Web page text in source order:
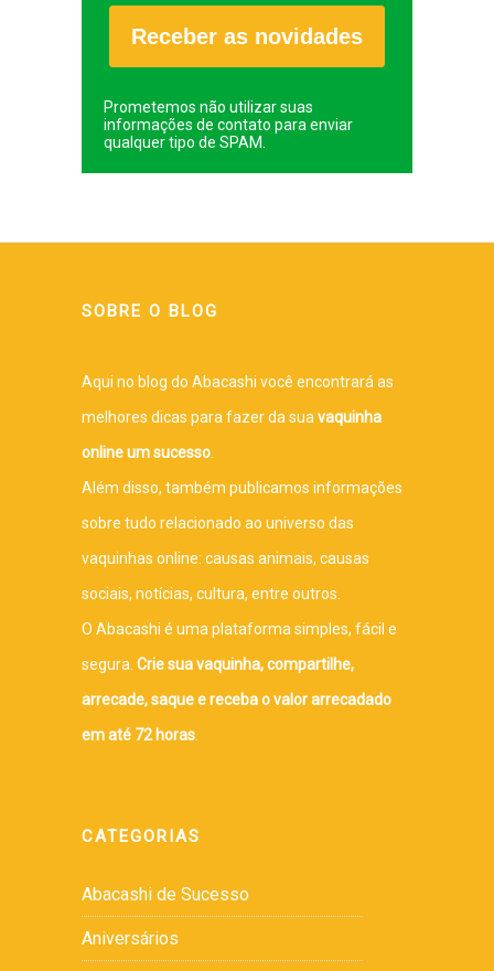
Receber as novidades
Prometemos não utilizar suas
informações de contato para enviar
qualquer tipo de SPAM.
SOBRE O BLOG
Aqui no blog do Abacashi você encontrará as
melhores dicas para fazer da sua vaquinha
online um sucesso
Além disso, também publicamos informações
sobre tudo relacionado ao universo das
vaquinhas online: causas animais, causas
sociais, notícias, cultura, entre outros.
O Abacashi é uma plataforma simples, fácil e
segura. Crie sua vaquinha, compartilhe,
arrecade, saque e receba o valor arrecadado
em até 72 horas
CATEGORIAS
Abacashi de Sucesso
Aniversários